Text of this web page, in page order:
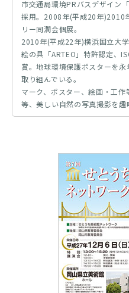
市交通局環境PRバスデザイン
採用。2008年(平成20年)2010
リー同潤会個展。
2010年(平成22年)横浜国立大
絵の具「ARTEO」特許認定、
賞。地球環境保護ポスターを
取り組んでいる。
マーク、ポスター、絵画・工
等、美しい自然の写真撮影を趣